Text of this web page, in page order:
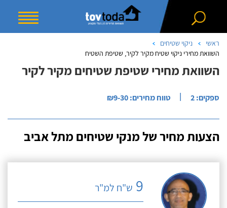
ראשי
ניקוי שטיחים
השוואת מחירי ניקוי שטיח מקיר לקיר, שטיפת השטיח
השוואת מחירי שטיפת שטיחים מקיר לקיר
ספקים: 2 | טווח מחירים: ₪9-30
הצעות מחיר של מנקי שטיחים מתל אביב
9 ש"ח למ"ר